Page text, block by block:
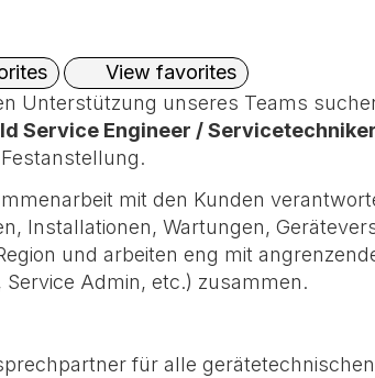
View favorites
Unterstützung unseres Teams
Service Engineer /
mit den Kunden
Installationen, Wartungen,
und arbeiten eng mit
Service Admin, etc.) zusammen.
für alle